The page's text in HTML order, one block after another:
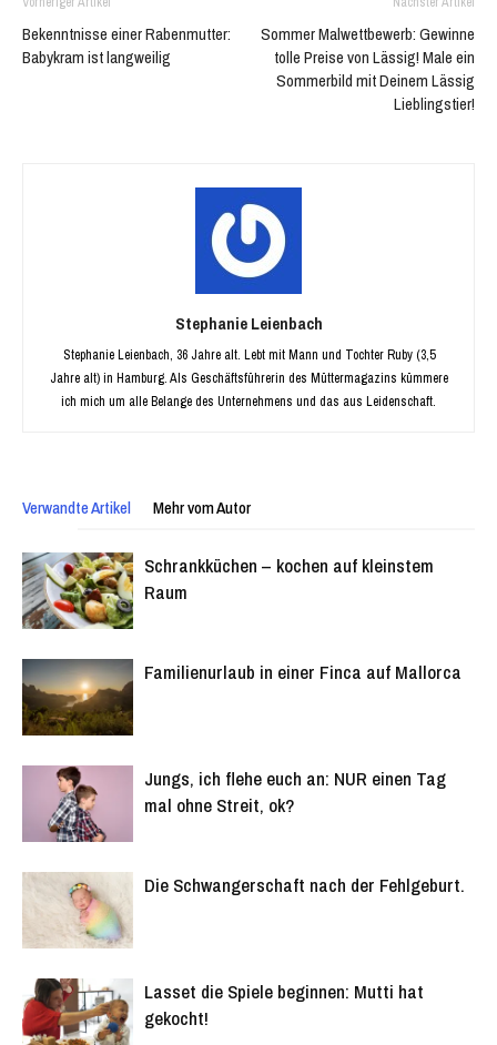
Bekenntnisse einer Rabenmutter:
Babykram ist langweilig
Sommer Malwettbewerb: Gewinne
tolle Preise von Lässig! Male ein
Sommerbild mit Deinem Lässig
Lieblingstier!
Stephanie Leienbach
Stephanie Leienbach, 36 Jahre alt. Lebt mit Mann und Tochter Ruby (3,5
Jahre alt) in Hamburg. Als Geschäftsführerin des Müttermagazins kümmere
ich mich um alle Belange des Unternehmens und das aus Leidenschaft.
Verwandte Artikel Mehr vom Autor
Schrankküchen – kochen auf kleinstem
Raum
Familienurlaub in einer Finca auf Mallorca
Jungs, ich flehe euch an: NUR einen Tag
mal ohne Streit, ok?
Die Schwangerschaft nach der Fehlgeburt.
Lasset die Spiele beginnen: Mutti hat
gekocht!